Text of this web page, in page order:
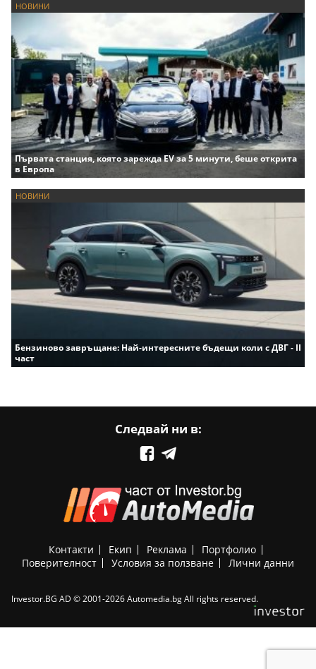
НОВИНИ
Първата станция, която зарежда EV за 5 минути, беше открита
в Европа
НОВИНИ
Бензиново завръщане: Най-интересните бъдещи коли с ДВГ - II
част
Следвай ни в:
Контакти Екип Реклама
Портфолио
Поверителност
Условия за ползване Лични данни
Investor.BG AD © 2001-2026 Automedia.bg All rights reserved.